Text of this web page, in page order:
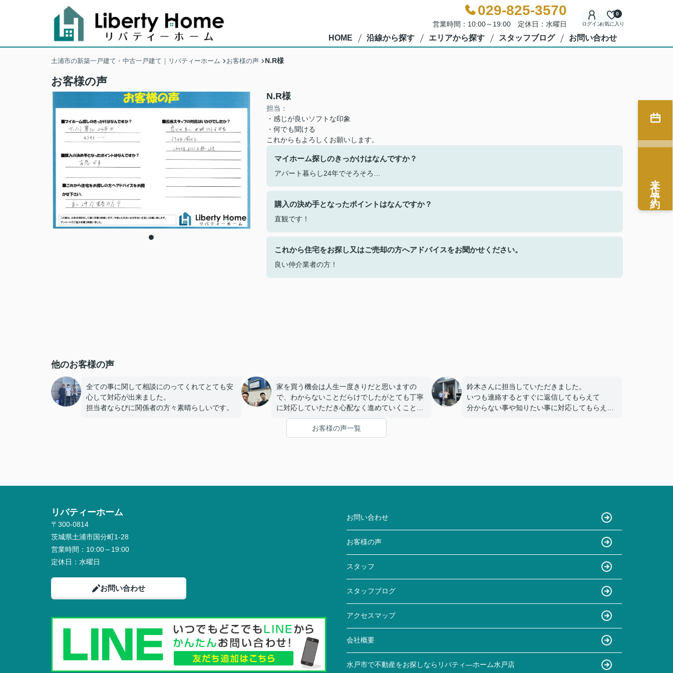
029-825-3570
営業時間：10:00～19:00 定休日：水曜日 ログインお気に入り
0
HOME 沿線から探す エリアから探す スタッフブログ お問い合わせ
土浦市の新築一戸建て・中古一戸建て｜リバティーホーム お客様の声 N.R様
お客様の声
N.R様
担当：
・感じが良いソフトな印象
・何でも聞ける
これからもよろしくお願いします。
マイホーム探しのきっかけはなんですか？
アパート暮らし24年でそろそろ…
購入の決め手となったポイントはなんですか？
直観です！
これから住宅をお探し又はご売却の方へアドバイスをお聞かせください。
良い仲介業者の方！
他のお客様の声
全ての事に関して相談にのってくれてとても安
心して対応が出来ました。
担当者ならびに関係者の方々素晴らしいです。
家を買う機会は人生一度きりだと思いますの
で、わからないことだらけでしたがとても丁寧
に対応していただき心配なく進めていくことが
できました。
鈴木さんに担当していただきました。
いつも連絡するとすぐに返信してもらえて
分からない事や知りたい事に対応してもらえた
お客様の声一覧
来店予約
リバティーホーム
〒300-0814
茨城県土浦市国分町1-28
営業時間： 10:00～19:00
定休日： 水曜日
お問い合わせ
お問い合わせ
お客様の声
スタッフ
スタッフブログ
アクセスマップ
会社概要
水戸市で不動産をお探しならリバティ―ホーム水戸店